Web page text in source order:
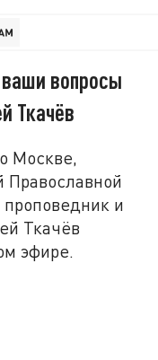
вопросы
Ткачёв
Москве,
Православной
и
Ткачёв
эфире.